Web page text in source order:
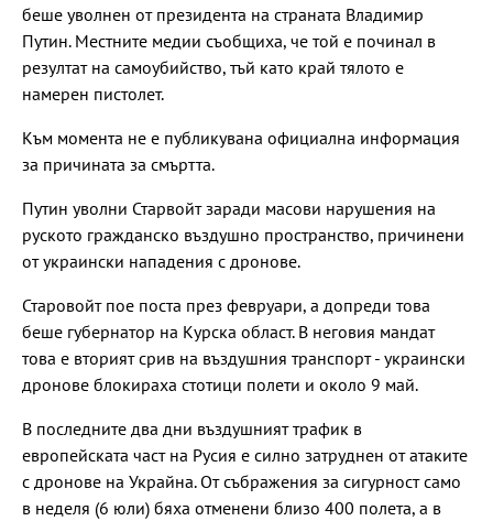
беше уволнен от президента на страната Владимир
Путин. Местните медии съобщиха, че той е починал в
резултат на самоубийство, тъй като край тялото е
намерен пистолет.
Към момента не е публикувана официална информация
за причината за смъртта.
Путин уволни Старвойт заради масови нарушения на
руското гражданско въздушно пространство, причинени
от украински нападения с дронове.
Старовойт пое поста през февруари, а допреди това
беше губернатор на Курска област. В неговия мандат
това е вторият срив на въздушния транспорт - украински
дронове блокираха стотици полети и около 9 май.
В последните два дни въздушният трафик в
европейската част на Русия е силно затруднен от атаките
с дронове на Украйна. От събражения за сигурност само
в неделя (6 юли) бяха отменени близо 400 полета, а в